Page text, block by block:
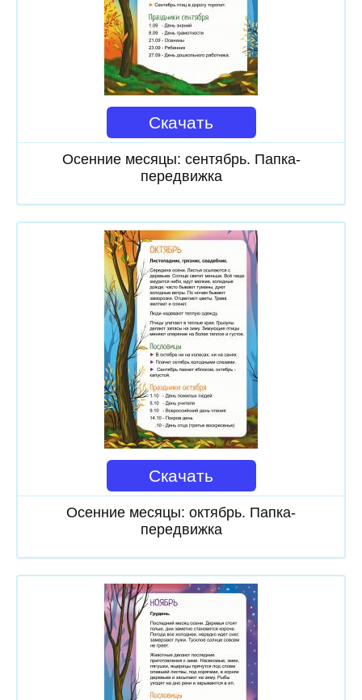
Скачать
Осенние месяцы: сентябрь. Папка-
передвижка
Скачать
Осенние месяцы: октябрь. Папка-
передвижка